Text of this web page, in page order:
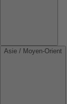
Asie / Moyen-Orient